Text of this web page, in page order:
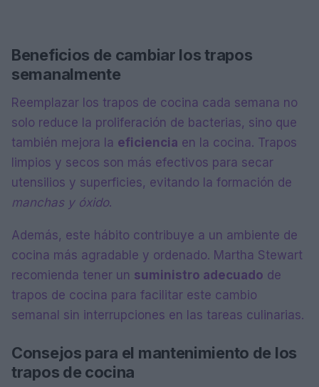
Beneficios de cambiar los trapos
semanalmente
Reemplazar los trapos de cocina cada semana no
solo reduce la proliferación de bacterias, sino que
también mejora la eficiencia en la cocina. Trapos
limpios y secos son más efectivos para secar
utensilios y superficies, evitando la formación de
manchas y óxido.
Además, este hábito contribuye a un ambiente de
cocina más agradable y ordenado. Martha Stewart
recomienda tener un suministro adecuado de
trapos de cocina para facilitar este cambio
semanal sin interrupciones en las tareas culinarias.
Consejos para el mantenimiento de los
trapos de cocina